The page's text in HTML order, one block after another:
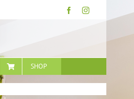
FacebookInstagram
SHOP